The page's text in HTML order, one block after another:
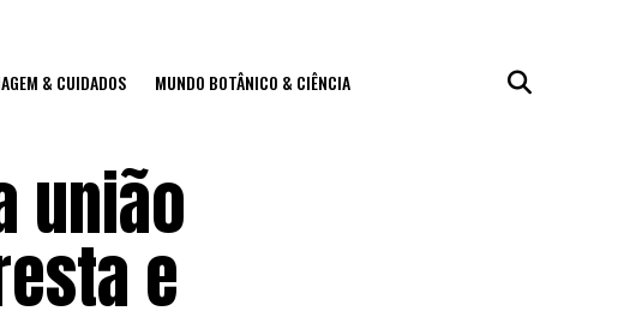
& CUIDADOS MUNDO BOTÂNICO & CIÊNCIA
união
e